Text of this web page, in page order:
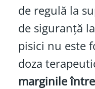
de regulă la
de siguranță
pisici nu este
doza
marginile